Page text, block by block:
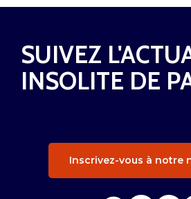
SUIVEZ
INSOLITE DE
Inscrivez-vous à notre